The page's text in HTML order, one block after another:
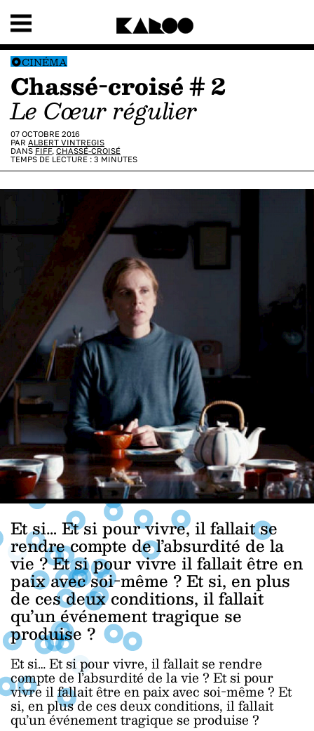
CINÉMA
Chassé-croisé # 2
Le Cœur régulier
07 OCTOBRE 2016
PAR ALBERT VINTREGIS
DANS FIFF, CHASSÉ-CROISÉ
TEMPS DE LECTURE : 3 MINUTES
Et si… Et si pour vivre, il fallait se
rendre compte de l’absurdité de la
vie ? Et si pour vivre il fallait être en
paix avec soi-même ? Et si, en plus
de ces deux conditions, il fallait
qu’un événement tragique se
produise ?
Et si… Et si pour vivre, il fallait se rendre
compte de l’absurdité de la vie ? Et si pour
vivre il fallait être en paix avec soi-même ? Et
si, en plus de ces deux conditions, il fallait
qu’un événement tragique se produise ?